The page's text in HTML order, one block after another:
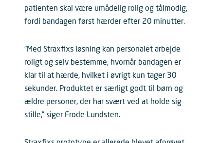
patienten skal være umådelig rolig og tålmodig,
fordi bandagen først hærder efter 20 minutter.
“Med Straxfixs løsning kan personalet arbejde
roligt og selv bestemme, hvornår bandagen er
klar til at hærde, hvilket i øvrigt kun tager 30
sekunder. Produktet er særligt godt til børn og
ældre personer, der har svært ved at holde sig
stille,” siger Frode Lundsten.